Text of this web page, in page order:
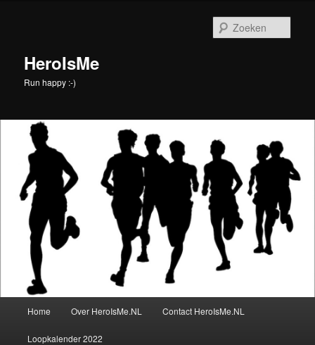
inhoudHeroIsMe
Run happy :-)
Home Over HeroIsMe.NL Contact HeroIsMe.NL
Loopkalender 2022